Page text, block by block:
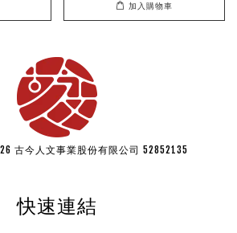
加入購物車
古今人文事業股份有限公司 52852135
快速連結